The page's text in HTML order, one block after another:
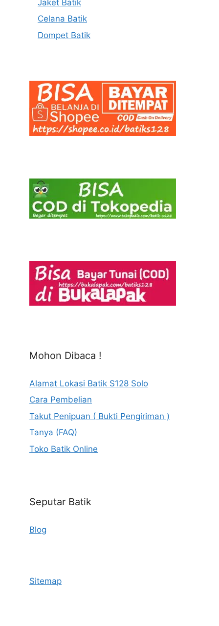
Jaket Batik
Celana Batik
Dompet Batik
Mohon Dibaca !
Alamat Lokasi Batik S128 Solo
Cara Pembelian
Takut Penipuan ( Bukti Pengiriman )
Tanya (FAQ)
Toko Batik Online
Seputar Batik
Blog
Sitemap